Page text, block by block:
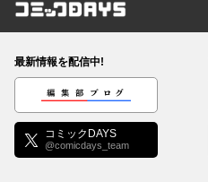
コミックDAYS
最新情報を配信中!
編集部ブログ
コミックDAYS
@comicdays_team